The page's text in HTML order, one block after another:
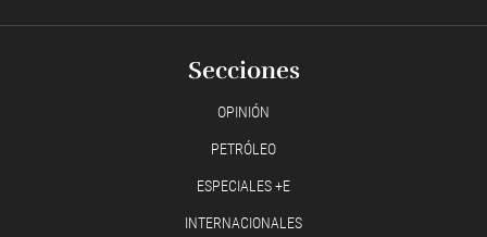
Secciones
OPINIÓN
PETRÓLEO
ESPECIALES +E
INTERNACIONALES